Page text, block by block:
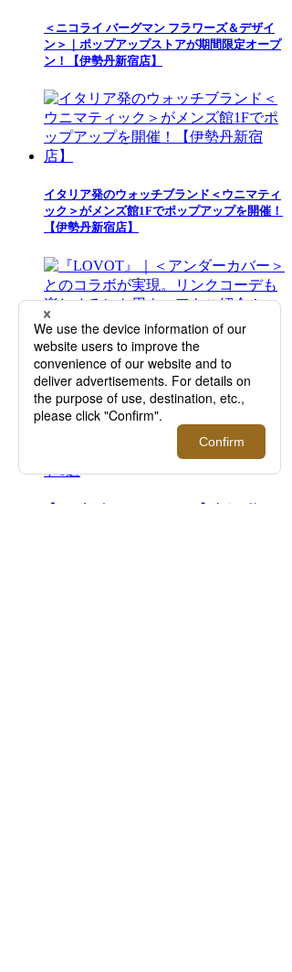
＜ニコライ バーグマン フラワーズ＆デザイ
ン＞｜ポップアップストアが期間限定オープ
ン！【伊勢丹新宿店】
イタリア発のウォッチブランド＜ウニマティ
ック＞がメンズ館1Fでポップアップを開催！
【伊勢丹新宿店】
『LOVOT』｜＜アンダーカバー＞とのコラ
ボが実現。リンクコーデも楽しめるヒト用ウ
ェアもご紹介！【伊勢丹新宿店】